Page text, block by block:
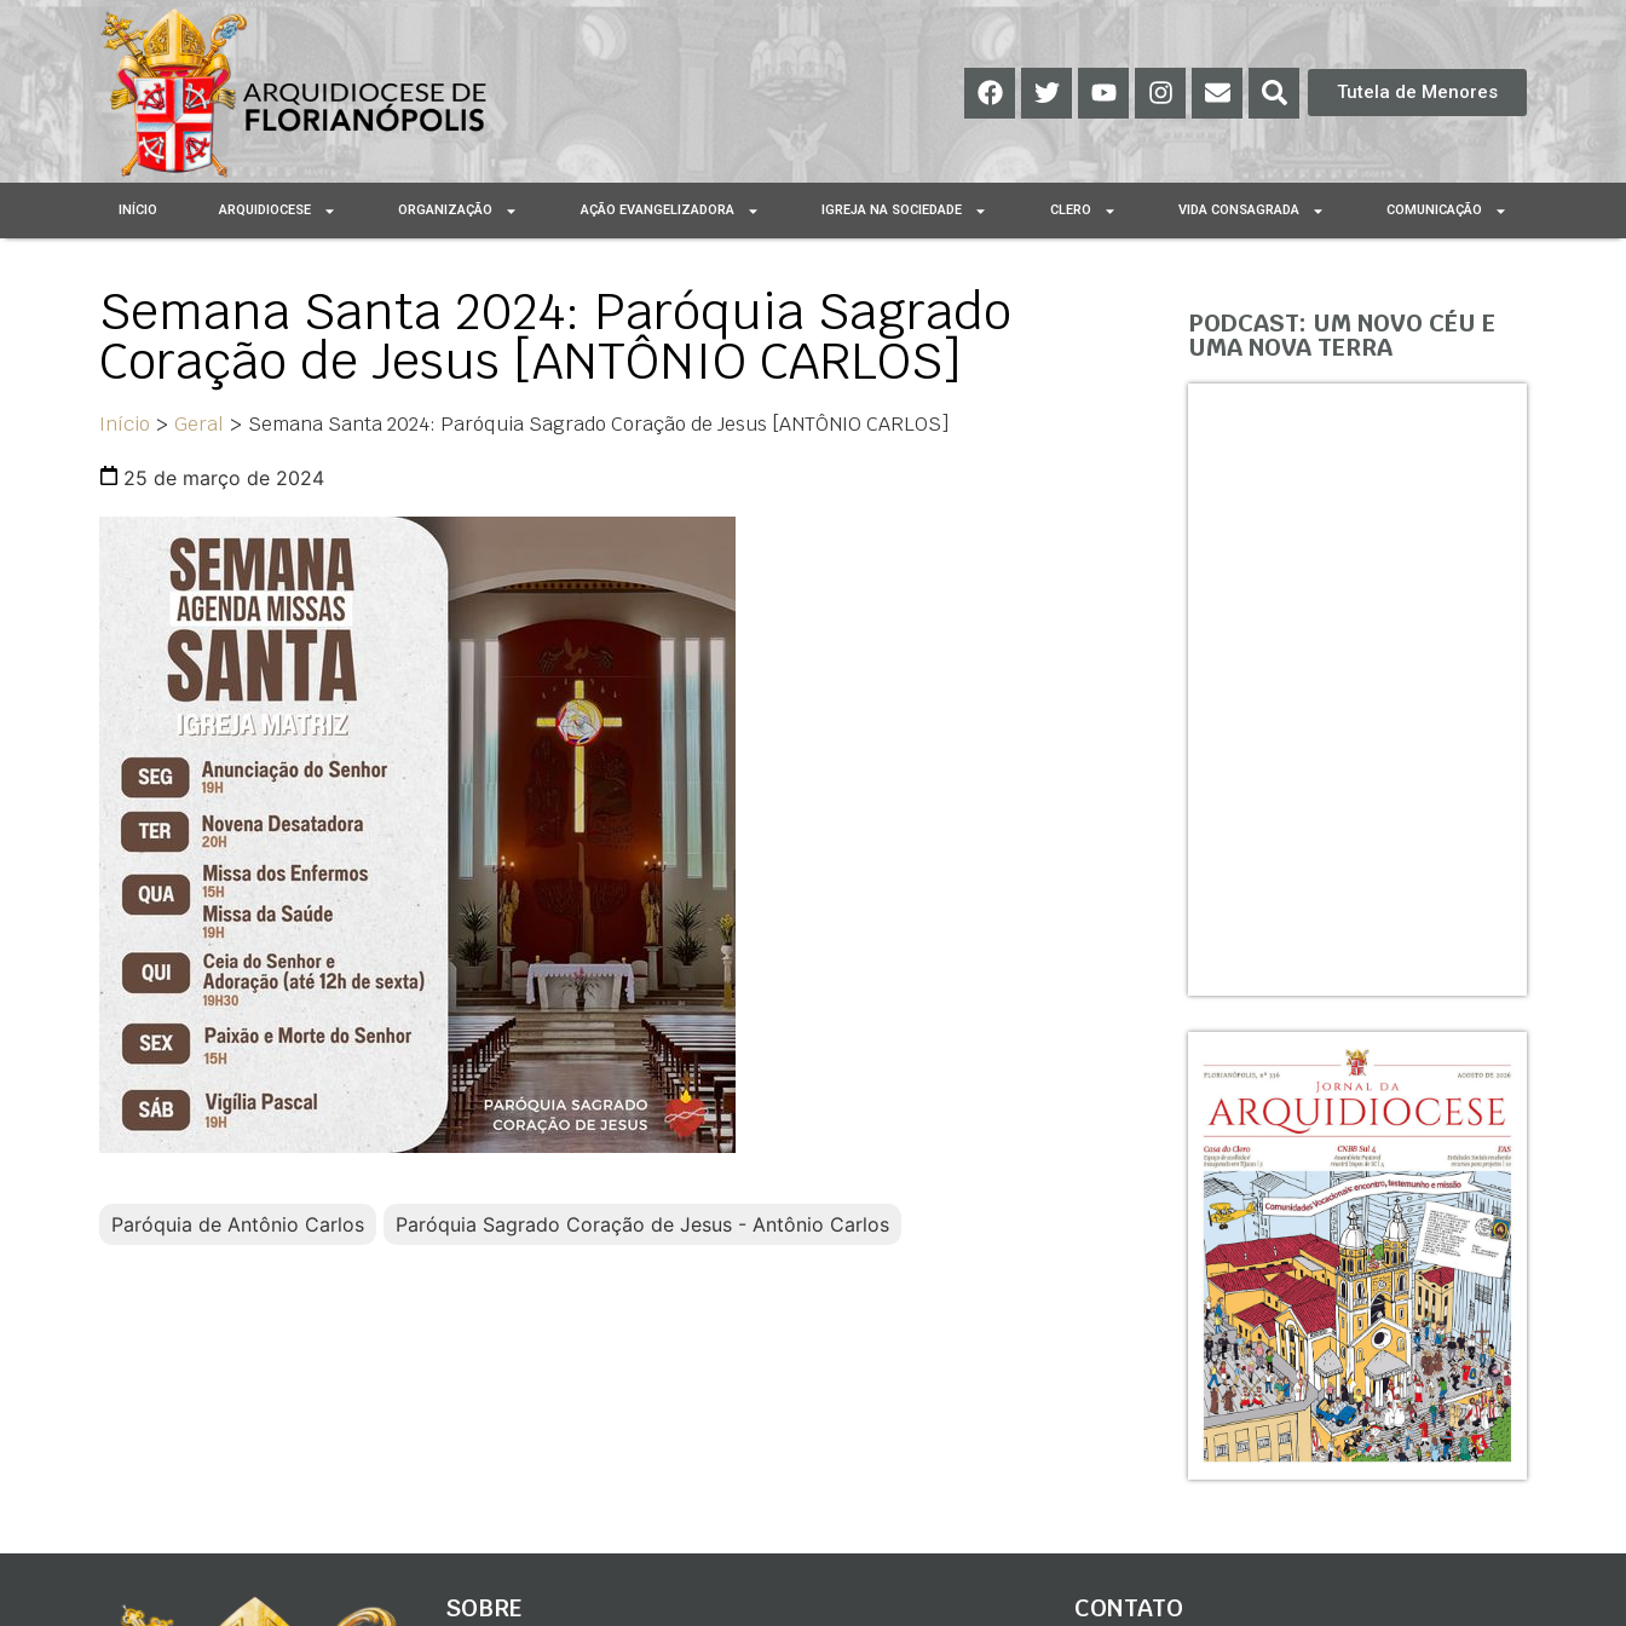
Tutela de Menores
INÍCIO ARQUIDIOCESE ORGANIZAÇÃO AÇÃO EVANGELIZADORA IGREJA NA SOCIEDADE CLERO VIDA CONSAGRADA COMUNICAÇÃO
Semana Santa 2024: Paróquia Sagrado
Coração de Jesus [ANTÔNIO CARLOS]
Início > Geral > Semana Santa 2024: Paróquia Sagrado Coração de Jesus [ANTÔNIO CARLOS]
25 de março de 2024
Paróquia de Antônio Carlos Paróquia Sagrado Coração de Jesus - Antônio Carlos
PODCAST: UM NOVO CÉU E
UMA NOVA TERRA
SOBRE CONTATO